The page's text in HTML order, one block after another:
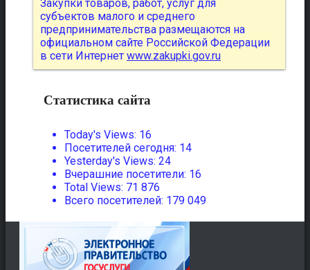
Закупки товаров, работ, услуг для
субъектов малого и среднего
предпринимательства размещаются на
официальном сайте Российской Федерации
в сети Интернет www.zakupki.gov.ru
Статистика сайта
Today's Views: 16
Посетителей сегодня: 14
Yesterday's Views: 24
Вчерашние посетители: 16
Total Views: 71 876
Всего посетителей: 179 049